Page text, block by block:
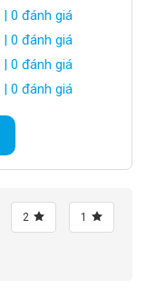
| 0 đánh giá
| 0 đánh giá
| 0 đánh giá
| 0 đánh giá
2 1